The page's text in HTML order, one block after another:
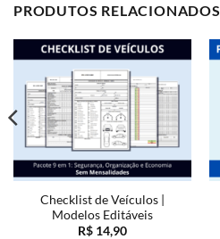
PRODUTOS RELACIONADOS
Checklist de Veículos |
Modelos Editáveis
R$ 14,90